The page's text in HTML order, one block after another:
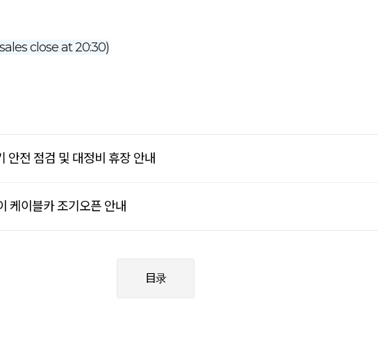
close at 20:30)
전 점검 및 대정비 휴장 안내
케이블카 조기오픈 안내
目录